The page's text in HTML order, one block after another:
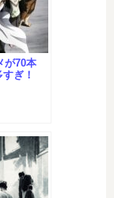
が70本
ぎ！